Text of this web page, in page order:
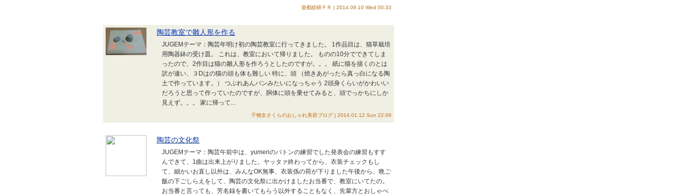
遊都総研ＰＲ | 2014.09.10 Wed 00:33
陶芸教室で雛人形を作る
JUGEMテーマ：陶芸年明け初の陶芸教室に行ってきました。 1作品目は、猫草栽培
用陶器鉢の受け皿。 これは、教室において帰りました。 ものの10分でできてしま
ったので、2作目は猫の雛人形を作ろうとしたのですが。。。 紙に猫を描くのとは
訳が違い、３Dはの猫の頭も体も難しい 特に、頭 （焼きあがったら真っ白になる陶
土で作っています。） つぶれあんパンみたいになっちゃう 2頭身くらいがかわいい
だろうと思って作っていたのですが、胴体に頭を乗せてみると、頭でっかちにしか
見えず。。。 家に帰って...
干物女さくらのおしゃれ美容ブログ | 2014.01.12 Sun 22:09
陶芸の文化祭
JUGEMテーマ：陶芸午前中は、yumeriのバトンの練習でした発表会の練習もすす
んできて、1曲は出来上がりました。ヤッタァ終わってから、衣装チェックもし
て、細かいお直し以外は、みんなOK無事、衣装係の荷が下りました午後から、晩ご
飯の下ごしらえをして、陶芸の文化祭に出かけましたお当番で、教室にいてたの。
お当番と言っても、芳名録を書いてもらう以外することもなく、先輩方とおしゃべ